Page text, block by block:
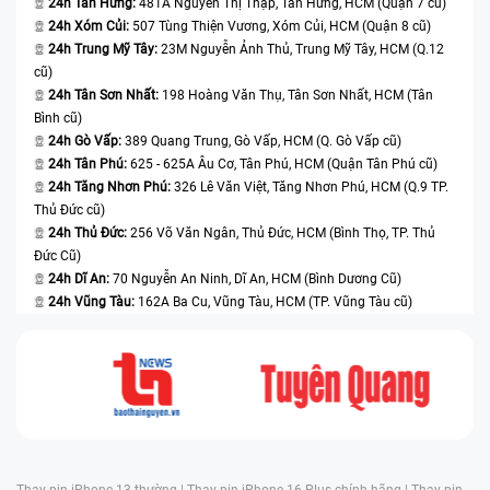
mà cả các bộ phận khác như màn hình, mainboard bị hư hỏng. Trên
đây là các dấu hiệu và nguyên nhân để bạn có thể nhận biết khi bàn
phím hư hỏng. Khi gặp phải các trường hợp này, giải pháp tốt nhất
cho bạn là thay bàn phím laptop Asus S430.
Những lưu ý khi sửa chữa, thay mới bàn phím
bạn cần biết
Trước khi bạn đến một cơ sở để sửa chữa, thay mới thiết bị công
nghệ. Điều thiết yếu là cần xem xét kỹ lưỡng cả về giá cả của dịch vụ
và chất lượng linh kiện, uy tín nơi sửa chữa cũng như các chính sách
bảo hành cùng các hình thức hậu mãi kèm theo. Từ đó, bạn sẽ có thể
chọn lựa được trung tâm sửa chữa phù hợp và có thể giải xử lý tốt
các vấn đề bạn gặp phải trong quá trình sử dụng laptop.
24h Xóm Củi: 507 Tùng Thiện Vương, Xóm Củi, HCM (Quận 8 cũ)
24h Trung Mỹ Tây: 23M Nguyễn Ảnh Thủ, Trung Mỹ Tây, HCM (Q.12
cũ)
24h Tân Sơn Nhất: 198 Hoàng Văn Thụ, Tân Sơn Nhất, HCM (Tân
Bình cũ)
24h Gò Vấp: 389 Quang Trung, Gò Vấp, HCM (Q. Gò Vấp cũ)
24h Tân Phú: 625 - 625A Âu Cơ, Tân Phú, HCM (Quận Tân Phú cũ)
24h Tăng Nhơn Phú: 326 Lê Văn Việt, Tăng Nhơn Phú, HCM (Q.9 TP.
Thủ Đức cũ)
24h Thủ Đức: 256 Võ Văn Ngân, Thủ Đức, HCM (Bình Thọ, TP. Thủ
Đức Cũ)
24h Dĩ An: 70 Nguyễn An Ninh, Dĩ An, HCM (Bình Dương Cũ)
24h Vũng Tàu: 162A Ba Cu, Vũng Tàu, HCM (TP. Vũng Tàu cũ)